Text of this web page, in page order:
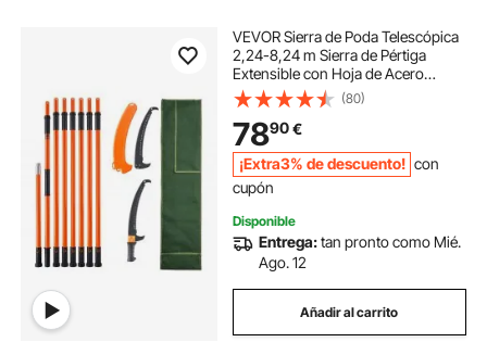
VEVOR Sierra de Poda Telescópica
2,24-8,24 m Sierra de Pértiga
Extensible con Hoja de Acero
Cortante Sierra de Poda con 8
Pértigas de Fibra de Vidrio Corta
Ramas Altas para Podar Palmeras
Arbustos
(80)
7890€
¡Extra3% de descuento! con
cupón
Disponible
Entrega:tan pronto como Mié.
Ago. 12
Añadir al carrito